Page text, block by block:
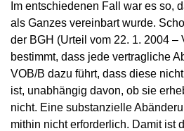
Im entschiedenen Fall war es so,
als Ganzes vereinbart wurde.
der BGH (Urteil vom 22. 1. 2004 –
bestimmt, dass jede vertragliche
VOB/B dazu führt, dass diese
ist, unabhängig davon, ob sie
nicht. Eine substanzielle
mithin nicht erforderlich. Damit ist